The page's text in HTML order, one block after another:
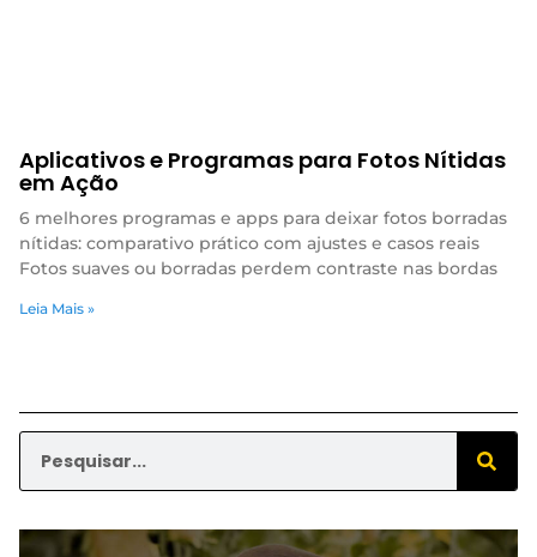
Aplicativos e Programas para Fotos Nítidas
em Ação
6 melhores programas e apps para deixar fotos borradas
nítidas: comparativo prático com ajustes e casos reais
Fotos suaves ou borradas perdem contraste nas bordas
Leia Mais »